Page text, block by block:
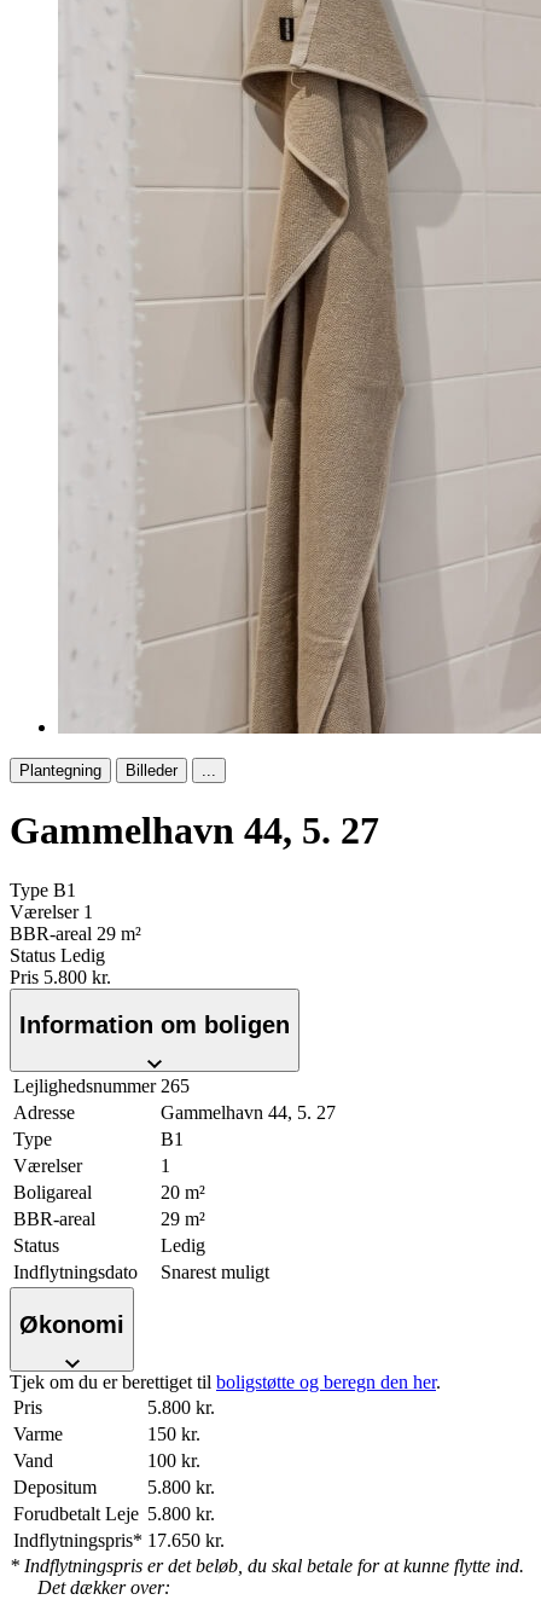
Plantegning Billeder ...
Gammelhavn 44, 5. 27
Type B1
Værelser 1
BBR-areal 29 m²
Status Ledig
Pris 5.800 kr.
Information om boligen
Lejlighedsnummer 265
Adresse
Gammelhavn 44, 5. 27
Type
B1
Værelser
1
Boligareal
20 m²
BBR-areal
29 m²
Status
Ledig
Indflytningsdato
Snarest muligt
Økonomi
Tjek om du er berettiget til boligstøtte og beregn den her.
Pris
5.800 kr.
Varme
150 kr.
Vand
100 kr.
Depositum
5.800 kr.
Forudbetalt Leje 5.800 kr.
Indflytningspris* 17.650 kr.
* Indflytningspris er det beløb, du skal betale for at kunne flytte ind.
Det dækker over: